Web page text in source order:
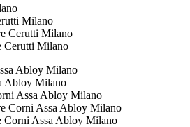
Milano
Cerutti Milano
Cerutti Milano
Abloy Milano
Assa Abloy Milano
Corni Assa Abloy Milano
Corni Assa Abloy Milano